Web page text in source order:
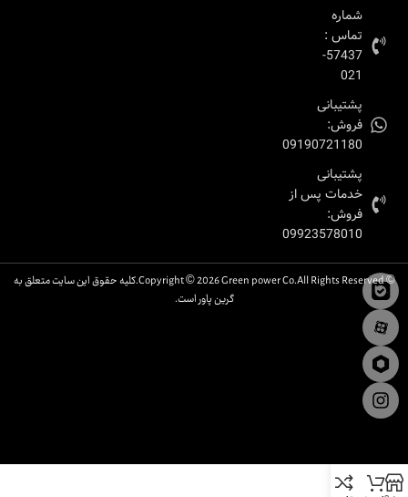
شماره
تماس :
57437-
021
پشتیبانی
فروش:
09190721180
پشتیبانی
خدمات پس از
فروش:
09923578010
© Copyright © 2026 Green power Co.All Rights Reserved.کلیه حقوق این سایت متعلق به
گرین پاور است.